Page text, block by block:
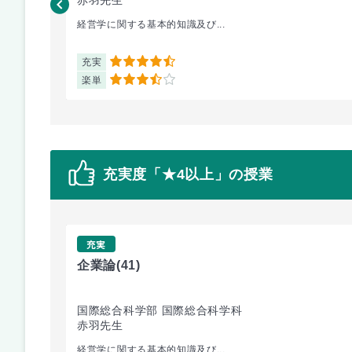
経営学に関する基本的知識及び...
充実 4.5
楽単 3.5
充実度「★4以上」の授業
充実
企業論(41)
国際総合科学部 国際総合科学科
赤羽先生
経営学に関する基本的知識及び...